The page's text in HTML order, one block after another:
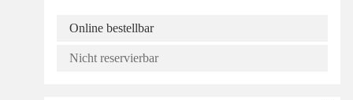
Online bestellbar
Nicht reservierbar